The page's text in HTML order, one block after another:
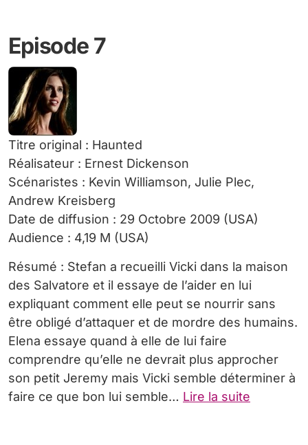
Episode 7
Titre original : Haunted
Réalisateur : Ernest Dickenson
Scénaristes : Kevin Williamson, Julie Plec,
Andrew Kreisberg
Date de diffusion : 29 Octobre 2009 (USA)
Audience : 4,19 M (USA)
Résumé : Stefan a recueilli Vicki dans la maison
des Salvatore et il essaye de l’aider en lui
expliquant comment elle peut se nourrir sans
être obligé d’attaquer et de mordre des humains.
Elena essaye quand à elle de lui faire
comprendre qu’elle ne devrait plus approcher
son petit Jeremy mais Vicki semble déterminer à
faire ce que bon lui semble… Lire la suite